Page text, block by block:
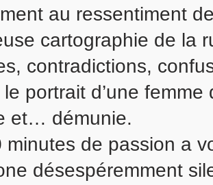
au ressentiment
cartographie de la
contradictions,
portrait d’une
et… démunie.
minutes de passion a
désespéremment